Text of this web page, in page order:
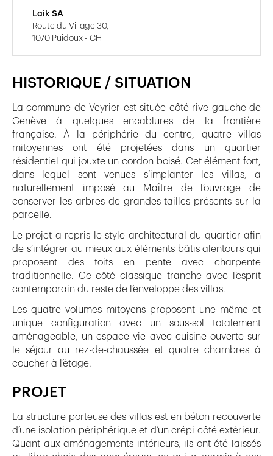
HISTORIQUE / SITUATION
La commune de Veyrier est située côté rive gauche de
Genève à quelques encablures de la frontière
française. À la périphérie du centre, quatre villas
mitoyennes ont été projetées dans un quartier
résidentiel qui jouxte un cordon boisé. Cet élément fort,
dans lequel sont venues s’implanter les villas, a
naturellement imposé au Maître de l’ouvrage de
conserver les arbres de grandes tailles présents sur la
parcelle.
Le projet a repris le style architectural du quartier afin
de s’intégrer au mieux aux éléments bâtis alentours qui
proposent des toits en pente avec charpente
traditionnelle. Ce côté classique tranche avec l’esprit
contemporain du reste de l’enveloppe des villas.
Les quatre volumes mitoyens proposent une même et
unique configuration avec un sous-sol totalement
aménageable, un espace vie avec cuisine ouverte sur
le séjour au rez-de-chaussée et quatre chambres à
coucher à l’étage.
PROJET
La structure porteuse des villas est en béton recouverte
d’une isolation périphérique et d’un crépi côté extérieur.
Quant aux aménagements intérieurs, ils ont été laissés
Laik SA
Route du Village 30,
1070 Puidoux - CH